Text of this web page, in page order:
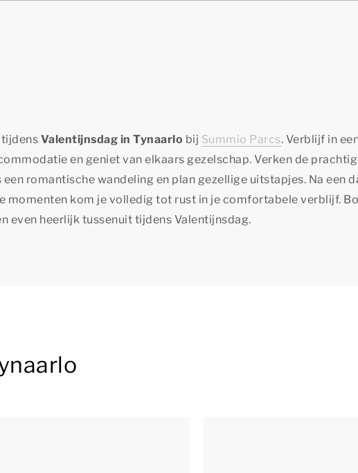
Valentijnsdag in Tynaarlo bij Summio Parcs. Verblijf in
en geniet van elkaars gezelschap. Verken de
romantische wandeling en plan gezellige uitstapjes. Na een
momenten kom je volledig tot rust in je comfortabele verblijf.
even heerlijk tussenuit tijdens Valentijnsdag.